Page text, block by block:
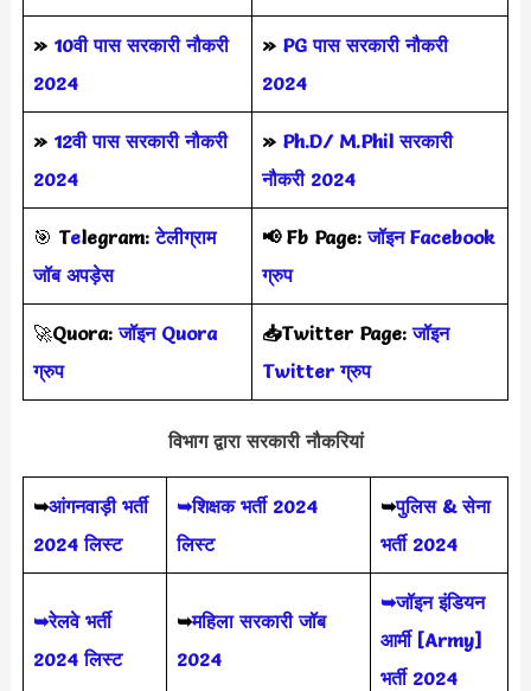
» 10वी पास सरकारी नौकरी
2024
» PG पास सरकारी नौकरी
2024
» 12वी पास सरकारी नौकरी
2024
» Ph.D/ M.Phil सरकारी
नौकरी 2024
🎯 Telegram: टेलीग्राम
जॉब अपड़ेस
📢 Fb Page:जॉइन Facebook
ग्रुप
🚀Quora:जॉइन Quora
ग्रुप
📥Twitter Page:जॉइन
Twitter ग्रुप
विभाग द्वारा सरकारी नौकरियां
➥आंगनवाड़ी भर्ती
2024 लिस्ट
➥शिक्षक भर्ती 2024
लिस्ट
➥पुलिस & सेना
भर्ती 2024
➥रेलवे भर्ती
2024 लिस्ट
➥महिला सरकारी जॉब
2024
➥जॉइन इंडियन
आर्मी [Army]
भर्ती 2024